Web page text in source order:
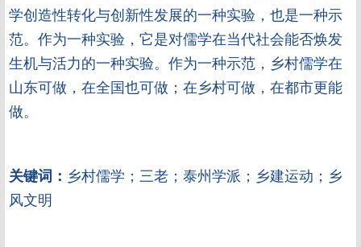
学创造性转化与创新性发展的一种实验，也是一种示
范。作为一种实验，它是对儒学在当代社会能否焕发
生机与活力的一种实验。作为一种示范，乡村儒学在
山东可做，在全国也可做；在乡村可做，在都市更能
做。
关键词： 乡村儒学；三老；泰州学派；乡建运动；乡
风文明